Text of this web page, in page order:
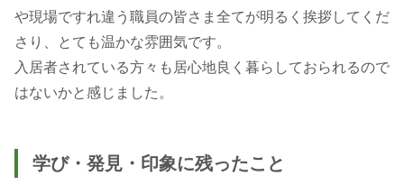
や現場ですれ違う職員の皆さま全てが明るく挨拶してくだ
さり、とても温かな雰囲気です。
入居者されている方々も居心地良く暮らしておられるので
はないかと感じました。
学び・発見・印象に残ったこと